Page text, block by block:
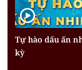
Tự hào dấu ấn
kỳ